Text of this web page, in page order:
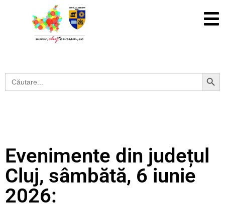
Search
for:
Search Button
Evenimente din județul
Cluj, sâmbătă, 6 iunie
2026: